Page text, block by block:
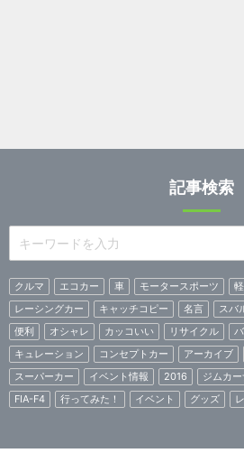
記事検索
クルマ エコカー 車 モータースポーツ
レーシングカー
キャッチコピー 名言 スバ
便利
オシャレ カッコいい リサイクル
キュレーション
コンセプトカー アーカイブ
スーパーカー
イベント情報 2016 ジムカー
FIA-F4
行ってみた！ イベント グッズ